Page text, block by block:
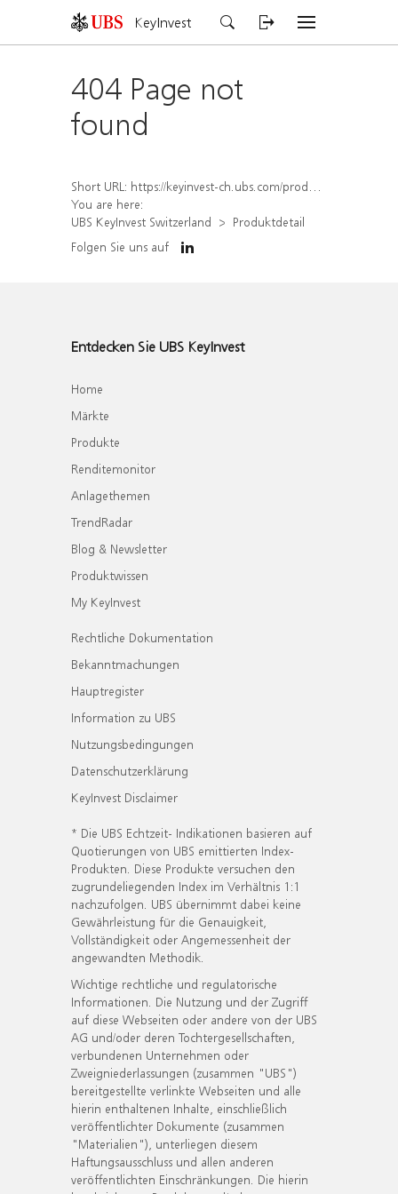
KeyInvest
404 Page not
found
Short URL: https://keyinvest-ch.ubs.com/produkt/detail/index/isin/CH1267704869
You are here:
UBS KeyInvest Switzerland
Produktdetail
Folgen Sie uns auf
Entdecken Sie UBS KeyInvest
Home
Märkte
Produkte
Renditemonitor
Anlagethemen
TrendRadar
Blog & Newsletter
Produktwissen
My KeyInvest
Rechtliche Dokumentation
Bekanntmachungen
Hauptregister
Information zu UBS
Nutzungsbedingungen
Datenschutzerklärung
KeyInvest Disclaimer
* Die UBS Echtzeit- Indikationen basieren auf
Quotierungen von UBS emittierten Index-
Produkten. Diese Produkte versuchen den
zugrundeliegenden Index im Verhältnis 1:1
nachzufolgen. UBS übernimmt dabei keine
Gewährleistung für die Genauigkeit,
Vollständigkeit oder Angemessenheit der
angewandten Methodik.
Wichtige rechtliche und regulatorische
Informationen. Die Nutzung und der Zugriff
auf diese Webseiten oder andere von der UBS
AG und/oder deren Tochtergesellschaften,
verbundenen Unternehmen oder
Zweigniederlassungen (zusammen "UBS")
bereitgestellte verlinkte Webseiten und alle
hierin enthaltenen Inhalte, einschließlich
veröffentlichter Dokumente (zusammen
"Materialien"), unterliegen diesem
Haftungsausschluss und allen anderen
veröffentlichten Einschränkungen. Die hierin